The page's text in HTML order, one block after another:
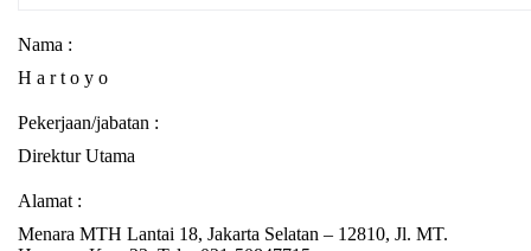
Nama :
H a r t o y o
Pekerjaan/jabatan :
Direktur Utama
Alamat :
Menara MTH Lantai 18, Jakarta Selatan – 12810, Jl. MT.